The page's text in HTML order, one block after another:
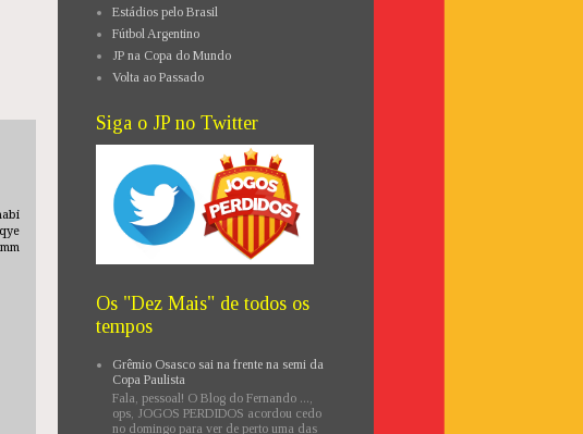
Estádios pelo Brasil
Fútbol Argentino
JP na Copa do Mundo
Volta ao Passado
Siga o JP no Twitter
Os "Dez Mais" de todos os
tempos
Grêmio Osasco sai na frente na semi da
Copa Paulista
Fala, pessoal! O Blog do Fernando ...,
ops, JOGOS PERDIDOS acordou cedo
no domingo para ver de perto uma das